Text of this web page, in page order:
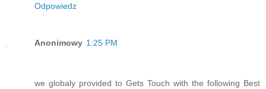
Odpowiedz
Anonimowy 1:25 PM
we globaly provided to Gets Touch with the following Best